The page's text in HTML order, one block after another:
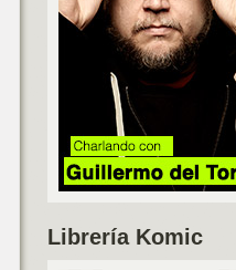
Librería Komic